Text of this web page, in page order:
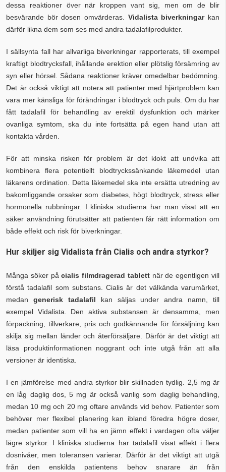
dessa reaktioner över när kroppen vant sig, men om de blir
besvärande bör dosen omvärderas. Vidalista biverkningarkan
därför likna dem som ses med andra tadalafilprodukter.
I sällsynta fall har allvarliga biverkningar rapporterats, till exempel
kraftigt blodtrycksfall, ihållande erektion eller plötslig försämring av
syn eller hörsel. Sådana reaktioner kräver omedelbar bedömning.
Det är också viktigt att notera att patienter med hjärtproblem kan
vara mer känsliga för förändringar i blodtryck och puls. Om du har
fått tadalafil för behandling av erektil dysfunktion och märker
ovanliga symtom, ska du inte fortsätta på egen hand utan att
kontakta vården.
För att minska risken för problem är det klokt att undvika att
kombinera flera potentiellt blodtryckssänkande läkemedel utan
läkarens ordination. Detta läkemedel ska inte ersätta utredning av
bakomliggande orsaker som diabetes, högt blodtryck, stress eller
hormonella rubbningar. I kliniska studierna har man visat att en
säker användning förutsätter att patienten får rätt information om
både effekt och risk för biverkningar.
Hur skiljer sig Vidalista från Cialis och andra styrkor?
Många söker påcialis filmdragerad tablettnär de egentligen vill
förstå tadalafil som substans. Cialis är det välkända varumärket,
medan generisk tadalafil kan säljas under andra namn, till
exempel Vidalista. Den aktiva substansen är densamma, men
förpackning, tillverkare, pris och godkännande för försäljning kan
skilja sig mellan länder och återförsäljare. Därför är det viktigt att
läsa produktinformationen noggrant och inte utgå från att alla
versioner är identiska.
I en jämförelse med andra styrkor blir skillnaden tydlig. 2,5 mg är
en låg daglig dos, 5 mg är också vanlig som daglig behandling,
medan 10 mg och 20 mg oftare används vid behov. Patienter som
behöver mer flexibel planering kan ibland föredra högre doser,
medan patienter som vill ha en jämn effekt i vardagen ofta väljer
lägre styrkor. I kliniska studierna har tadalafil visat effekt i flera
dosnivåer, men toleransen varierar. Därför är det viktigt att utgå
från den enskilda patientens behov snarare än från